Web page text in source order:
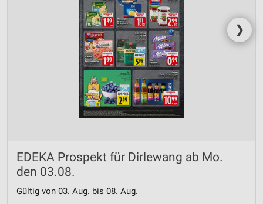
❯
EDEKA Prospekt für Dirlewang ab Mo.
den 03.08.
Gültig von 03. Aug. bis 08. Aug.